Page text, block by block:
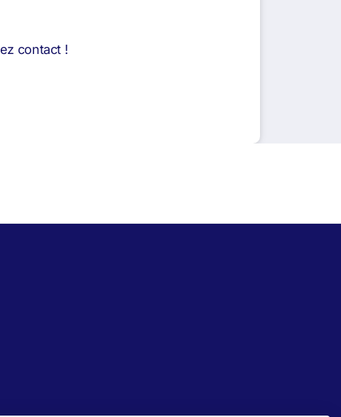
contact !